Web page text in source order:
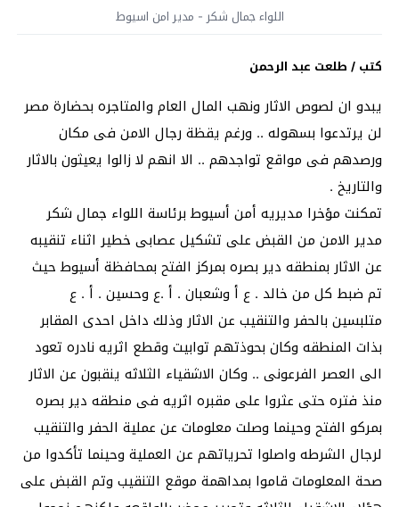
اللواء جمال شكر - مدير امن اسيوط
كتب / طلعت عبد الرحمن
يبدو ان لصوص الاثار ونهب المال العام والمتاجره بحضارة مصر
لن يرتدعوا بسهوله .. ورغم يقظة رجال الامن فى مكان
ورصدهم فى مواقع تواجدهم .. الا انهم لا زالوا يعيثون بالاثار
والتاريخ .
تمكنت مؤخرا مديريه أمن أسيوط برئاسة اللواء جمال شكر
مدير الامن من القبض على تشكيل عصابى خطير اثناء تنقيبه
عن الاثار بمنطقه دير بصره بمركز الفتح بمحافظة أسيوط حيث
تم ضبط كل من خالد . ع أ وشعبان . أ .ع وحسين . أ . ع
متلبسين بالحفر والتنقيب عن الاثار وذلك داخل احدى المقابر
بذات المنطقه وكان بحوذتهم توابيت وقطع اثريه نادره تعود
الى العصر الفرعونى .. وكان الاشقياء الثلاثه ينقبون عن الاثار
منذ فتره حتى عثروا على مقبره اثريه فى منطقه دير بصره
بمركو الفتح وحينما وصلت معلومات عن عملية الحفر والتنقيب
لرجال الشرطه واصلوا تحرياتهم عن العملية وحينما تأكدوا من
صحة المعلومات قاموا بمداهمة موقع التنقيب وتم القبض على